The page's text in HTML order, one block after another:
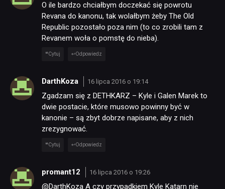
DYSKUSJE
SKLEP
O ile bardzo chciałbym doczekać się powrotu
Revana do kanonu, tak wolałbym żeby The Old
Republic pozostało poza nim (to co zrobili tam z
Revanem woła o pomstę do nieba).
Cytuj Odpowiedz
DarthKoza 16 lipca 2016 o 19:14
Zgadzam się z DETHKARZ – Kyle i Galen Marek to
dwie postacie, które musowo powinny być w
kanonie – są zbyt dobrze napisane, aby z nich
zrezygnować.
Cytuj Odpowiedz
promant12 16 lipca 2016 o 19:26
@DarthKoza A czy przypadkiem Kyle Katarn nie